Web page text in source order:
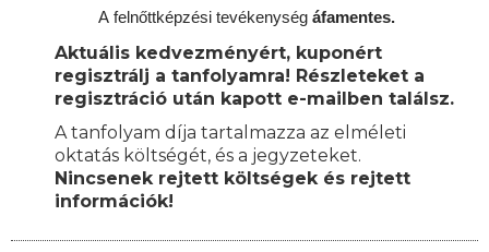
A felnőttképzési tevékenység áfamentes.
Aktuális kedvezményért, kuponért
regisztrálj a tanfolyamra! Részleteket a
regisztráció után kapott e-mailben találsz.
A tanfolyam díja tartalmazza az elméleti
oktatás költségét, és a jegyzeteket.
Nincsenek rejtett költségek és rejtett
információk!